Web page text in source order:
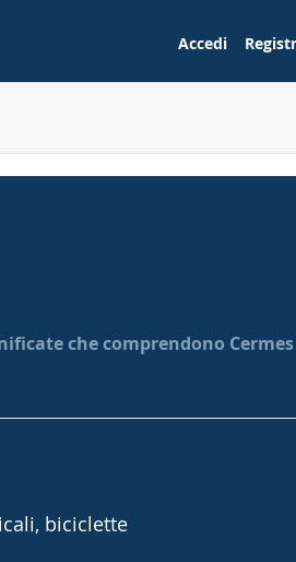
Accedi
che comprendono
biciclette